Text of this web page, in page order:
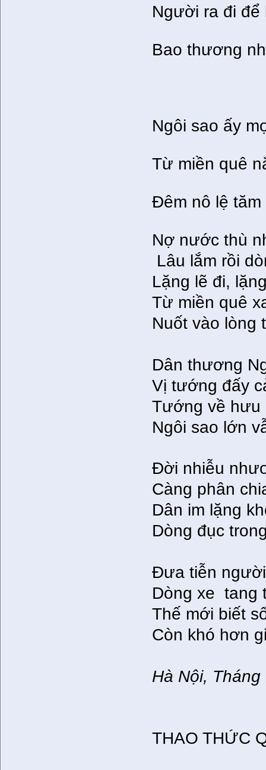
Người ra đi để
Bao thương
Ngôi sao ấy
Từ miền quê
Đêm nô lệ tăm
Nợ nước thù
Lâu lắm rồi
Lặng lẽ đi,
Từ miền quê
Nuốt vào lòng
Dân thương
Vị tướng đấy
Tướng về hưu
Ngôi sao lớn
Đời nhiễu
Càng phân
Dân im lặng
Dòng đục
Đưa tiễn
Dòng xe tang
Thế mới biết
Còn khó hơn
Hà Nội,
THAO THỨC